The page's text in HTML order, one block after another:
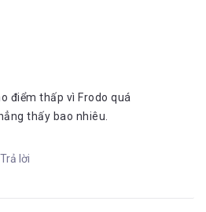
điểm thấp vì Frodo quá
thấy bao nhiêu.
Trả lời